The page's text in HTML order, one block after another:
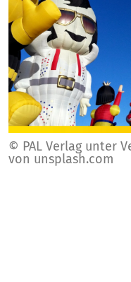
© PAL Verlag unter
von unsplash.com